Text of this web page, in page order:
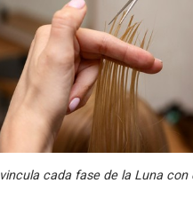
cada fase de la Luna con